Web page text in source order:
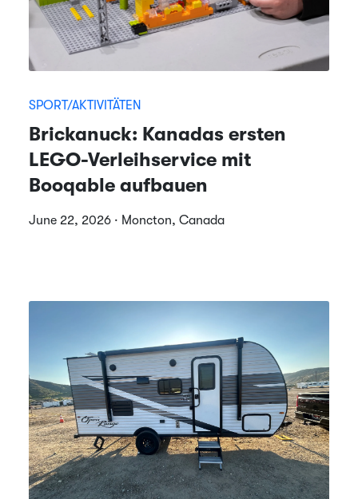
SPORT/AKTIVITÄTEN
Brickanuck: Kanadas ersten
LEGO-Verleihservice mit
Booqable aufbauen
June 22, 2026 · Moncton, Canada